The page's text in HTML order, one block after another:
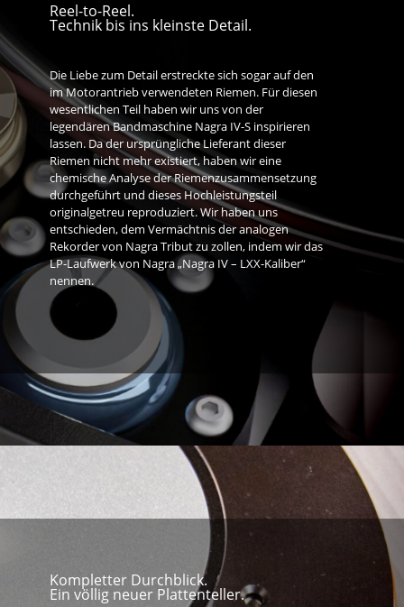
Reel-to-Reel.
Technik bis ins kleinste Detail.
Die Liebe zum Detail erstreckte sich sogar auf den
im Motorantrieb verwendeten Riemen. Für diesen
wesentlichen Teil haben wir uns von der
legendären Bandmaschine Nagra IV-S inspirieren
lassen. Da der ursprüngliche Lieferant dieser
Riemen nicht mehr existiert, haben wir eine
chemische Analyse der Riemenzusammensetzung
durchgeführt und dieses Hochleistungsteil
originalgetreu reproduziert. Wir haben uns
entschieden, dem Vermächtnis der analogen
Rekorder von Nagra Tribut zu zollen, indem wir das
LP-Laufwerk von Nagra „Nagra IV – LXX-Kaliber“
nennen.
Kompletter Durchblick.
Ein völlig neuer Plattenteller.